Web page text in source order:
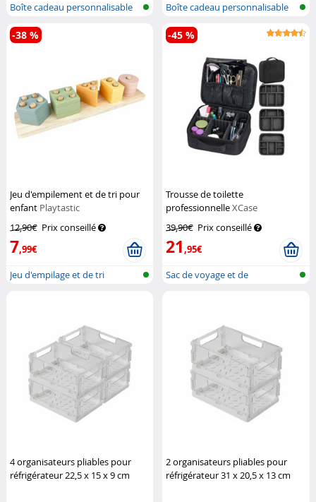
Boîte cadeau personnalisable
Boîte cadeau personnalisable
Jeu d'empilement et de tri pour
enfant Playtastic
12,90€ Prix conseillé
7,99€
-38 %
Jeu d'empilage et de tri
Trousse de toilette
professionnelleXCase
39,90€ Prix conseillé
21,95€
-45 %
Sac de voyage et de
4 organisateurs pliables pour
réfrigérateur 22,5 x 15 x 9 cm
2 organisateurs pliables pour
réfrigérateur 31 x 20,5 x 13 cm